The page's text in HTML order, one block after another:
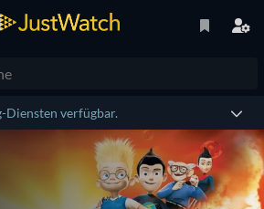
Diensten verfügbar.